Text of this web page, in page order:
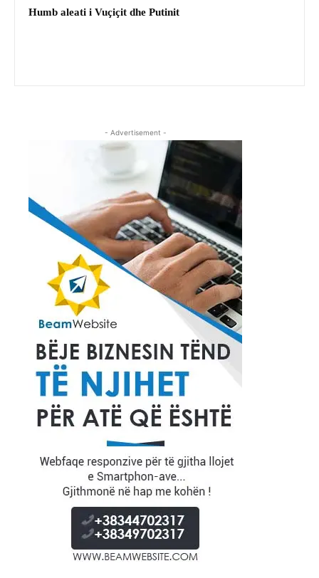
Humb aleati i Vuçiçit dhe Putinit
- Advertisement -